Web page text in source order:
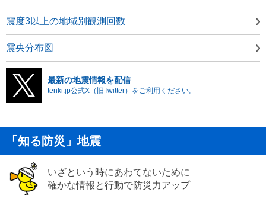
震度3以上の地域別観測回数
震央分布図
最新の地震情報を配信
tenki.jp公式X（旧Twitter）をご利用ください。
「知る防災」地震
いざという時にあわてないために
確かな情報と行動で防災力アップ